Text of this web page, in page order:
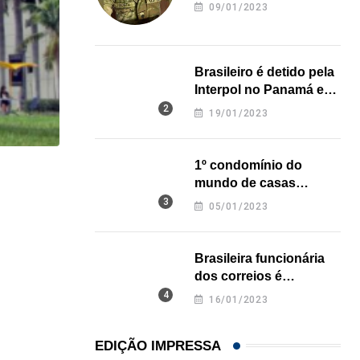
Açaí é reconhecido oficialmente como fruto
21/01/2026
09/01/2023
Brasileiro é detido pela
Interpol no Panamá e
pode pegar prisão
19/01/2023
1º condomínio do
mundo de casas
impressas em 3D é
05/01/2023
Brasileira funcionária
dos correios é
assassinada a facadas
16/01/2023
EDIÇÃO IMPRESSA